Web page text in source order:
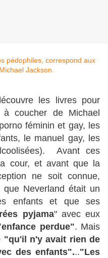
les livres pour
coucher de Michael
féminin et gay, les
le manuel gay, les
Avant ces
cour, et avant que la
ne soit connue,
que Neverland était un
enfants et que ses
pyjama" avec eux
perdue". Mais
"qu'il n'y avait rien de
des enfants"..."Les